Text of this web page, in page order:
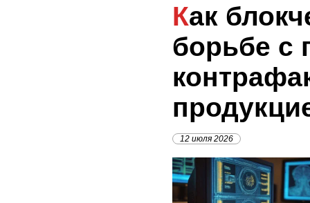
Как блокчейн поможет в
борьбе с
12 июля 2026